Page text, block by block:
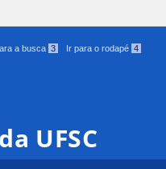
a busca 3 Ir para o rodapé 4
UFSC